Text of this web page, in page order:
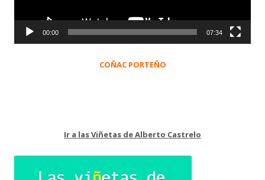
00:00 07:34
COÑAC PORTEÑO
Ir a las Viñetas de Alberto Castrelo